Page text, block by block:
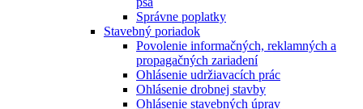
Správne poplatky
Stavebný poriadok
Povolenie informačných, reklamných a
propagačných zariadení
Ohlásenie udržiavacích prác
Ohlásenie drobnej stavby
Ohlásenie stavebných úprav